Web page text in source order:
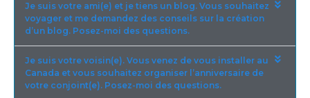
Je suis votre ami(e) et je tiens un blog. Vous souhaitez
voyager et me demandez des conseils sur la création
d’un blog. Posez-moi des questions.
Je suis votre voisin(e). Vous venez de vous installer au
Canada et vous souhaitez organiser l’anniversaire de
votre conjoint(e). Posez-moi des questions.